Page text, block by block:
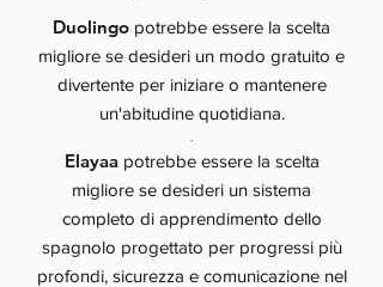
Duolingo potrebbe essere la scelta
migliore se desideri un modo gratuito e
divertente per iniziare o mantenere
un'abitudine quotidiana.
Elayaapotrebbe essere la scelta
migliore se desideri un sistema
completo di apprendimento dello
spagnolo progettato per progressi più
profondi, sicurezza e comunicazione nel